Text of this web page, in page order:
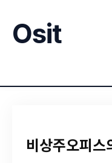
Osit
비상주오피